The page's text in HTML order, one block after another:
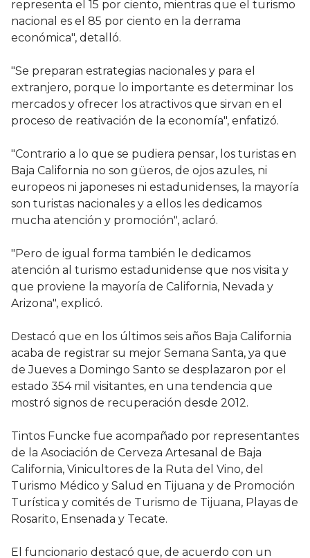
representa el 15 por ciento, mientras que el turismo
nacional es el 85 por ciento en la derrama
económica", detalló.
"Se preparan estrategias nacionales y para el
extranjero, porque lo importante es determinar los
mercados y ofrecer los atractivos que sirvan en el
proceso de reativación de la economía", enfatizó.
"Contrario a lo que se pudiera pensar, los turistas en
Baja California no son güeros, de ojos azules, ni
europeos ni japoneses ni estadunidenses, la mayoría
son turistas nacionales y a ellos les dedicamos
mucha atención y promoción", aclaró.
"Pero de igual forma también le dedicamos
atención al turismo estadunidense que nos visita y
que proviene la mayoría de California, Nevada y
Arizona", explicó.
Destacó que en los últimos seis años Baja California
acaba de registrar su mejor Semana Santa, ya que
de Jueves a Domingo Santo se desplazaron por el
estado 354 mil visitantes, en una tendencia que
mostró signos de recuperación desde 2012.
Tintos Funcke fue acompañado por representantes
de la Asociación de Cerveza Artesanal de Baja
California, Vinicultores de la Ruta del Vino, del
Turismo Médico y Salud en Tijuana y de Promoción
Turística y comités de Turismo de Tijuana, Playas de
Rosarito, Ensenada y Tecate.
El funcionario destacó que, de acuerdo con un